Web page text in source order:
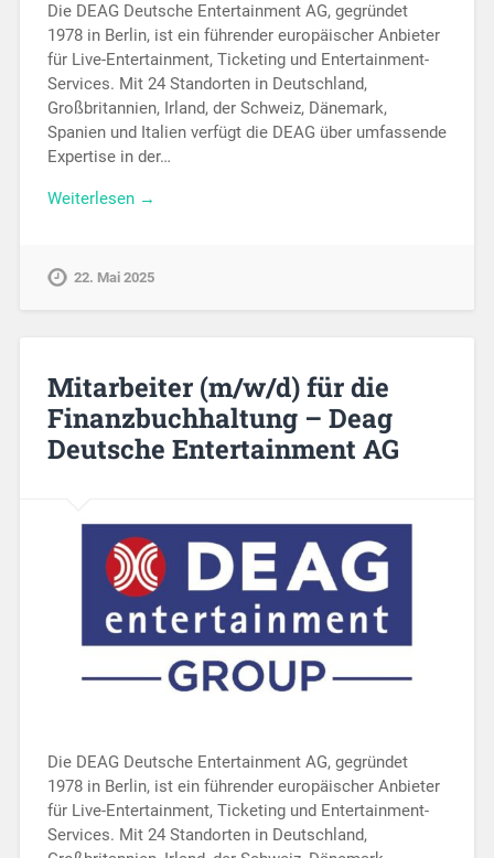
Die DEAG Deutsche Entertainment AG, gegründet
1978 in Berlin, ist ein führender europäischer Anbieter
für Live-Entertainment, Ticketing und Entertainment-
Services. Mit 24 Standorten in Deutschland,
Großbritannien, Irland, der Schweiz, Dänemark,
Spanien und Italien verfügt die DEAG über umfassende
Expertise in der…
Weiterlesen →
22. Mai 2025
Mitarbeiter (m/w/d) für die
Finanzbuchhaltung – Deag
Deutsche Entertainment AG
Die DEAG Deutsche Entertainment AG, gegründet
1978 in Berlin, ist ein führender europäischer Anbieter
für Live-Entertainment, Ticketing und Entertainment-
Services. Mit 24 Standorten in Deutschland,